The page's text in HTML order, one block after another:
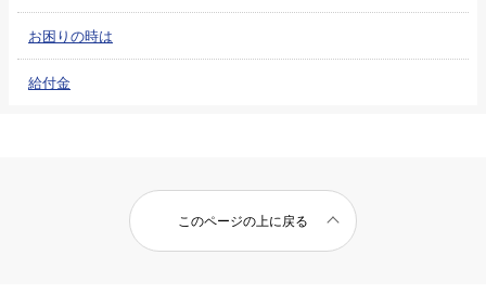
お困りの時は
給付金
このページの上に戻る